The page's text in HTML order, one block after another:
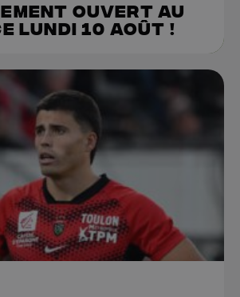
ouvert au
lundi 10 août !